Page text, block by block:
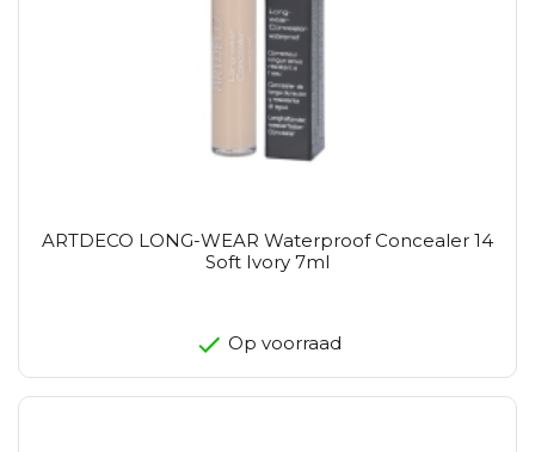
ARTDECO LONG-WEAR Waterproof Concealer 14
Soft Ivory 7ml
Op voorraad